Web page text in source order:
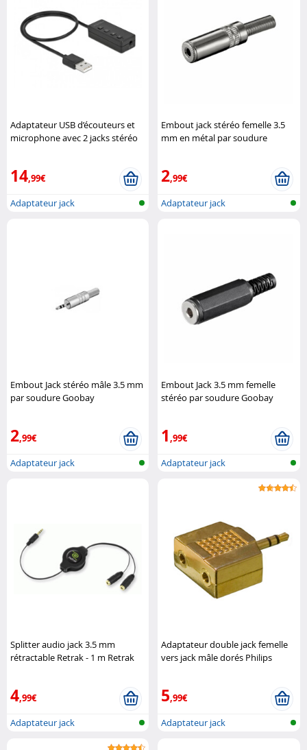
Adaptateur USB d’écouteurs et
microphone avec 2 jacks stéréo
14,99€
Adaptateur jack
Embout jack stéréo femelle 3.5
mm en métal par soudure
2,99€
Adaptateur jack
Embout Jack stéréo mâle 3.5 mm
par soudure Goobay
2,99€
Adaptateur jack
Embout Jack 3.5 mm femelle
stéréo par soudure Goobay
1,99€
Adaptateur jack
Splitter audio jack 3.5 mm
rétractable Retrak - 1 m Retrak
4,99€
Adaptateur jack
Adaptateur double jack femelle
vers jack mâle dorés Philips
5,99€
Adaptateur jack